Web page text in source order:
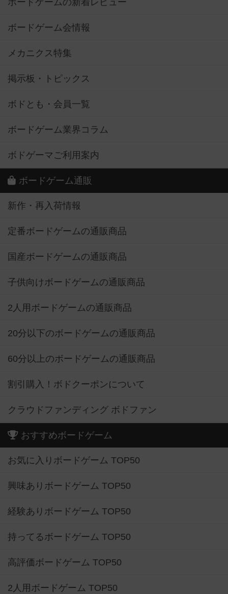
ボードゲームの新着レビュー
ボードゲーム会情報
メカニクス特集
掲示板・トピックス
ボドとも・会員一覧
ボードゲーム業界コラム
ボドゲーマご利用案内
ボードゲーム通販
新作・再入荷情報
定番ボードゲームの通販商品
国産ボードゲームの通販商品
子供向けボードゲームの通販商品
2人用ボードゲームの通販商品
20分以下のボードゲームの通販商品
60分以上のボードゲームの通販商品
割引購入！ボドクーポンについて
クラウドファンディング ボドファン
おすすめボードゲーム
お気に入りボードゲーム TOP50
興味ありボードゲーム TOP50
経験ありボードゲーム TOP50
持ってるボードゲーム TOP50
高評価ボードゲーム TOP50
2人用ボードゲーム TOP50